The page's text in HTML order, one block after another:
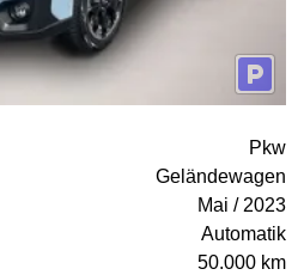
Pkw
Geländewagen
Mai / 2023
Automatik
50.000 km